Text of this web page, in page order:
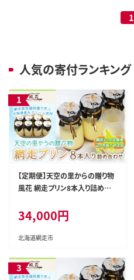
1
人気の寄付ランキング
【定期便】天空の里からの贈り物
風花 網走プリン8本入り詰め合
工） ABZ001
34,000円
北海道網走市